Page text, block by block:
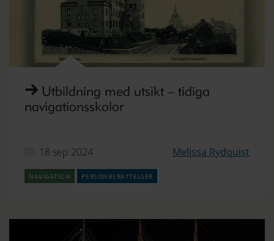
Utbildning med utsikt – tidiga
navigationsskolor
18 sep 2024 Melissa Rydquist
navigation personberättelser